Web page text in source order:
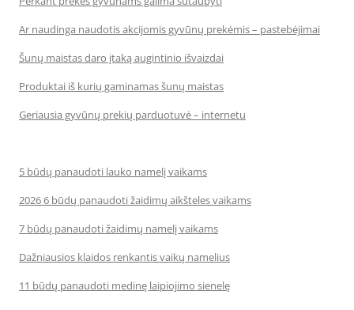
Ar naudinga naudotis akcijomis gyvūnų prekėmis – pastebėjimai
Šunų maistas daro įtaką augintinio išvaizdai
Produktai iš kurių gaminamas šunų maistas
Geriausia gyvūnų prekių parduotuvė – internetu
5 būdų panaudoti lauko namelį vaikams
2026 6 būdų panaudoti žaidimų aikšteles vaikams
7 būdų panaudoti žaidimų namelį vaikams
Dažniausios klaidos renkantis vaikų namelius
11 būdų panaudoti medinę laipiojimo sienelę